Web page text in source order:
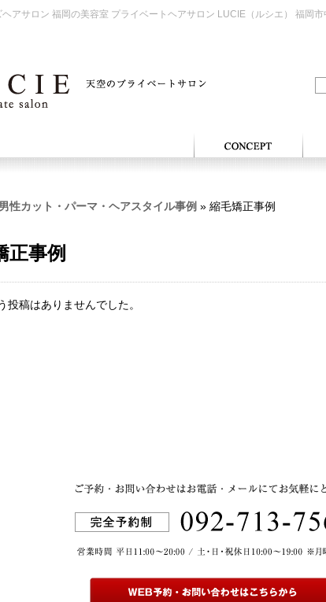
ヘアサロン 福岡の美容室 プライベートヘアサロン LUCIE（ルシエ） 福岡
男性カット・パーマ・ヘアスタイル事例 » 縮毛矯正事例
正事例
投稿はありませんでした。